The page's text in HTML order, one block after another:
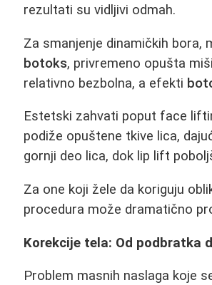
rezultati su vidljivi odmah.
Za smanjenje dinamičkih bora,
botoks, privremeno opušta
relativno bezbolna, a efekti
Estetski zahvati poput face
podiže opuštene tkive lica,
gornji deo lica, dok lip lift
Za one koji žele da koriguju
procedura može dramatično
Korekcije tela: Od podbratka
Problem masnih naslaga koje